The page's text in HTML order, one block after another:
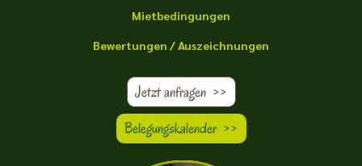
Mietbedingungen
Bewertungen / Auszeichnungen
Jetzt anfragen >>
Belegungskalender >>